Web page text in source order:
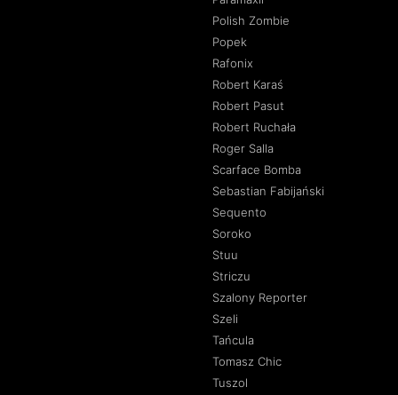
Polish Zombie
Popek
Rafonix
Robert Karaś
Robert Pasut
Robert Ruchała
Roger Salla
Scarface Bomba
Sebastian Fabijański
Sequento
Soroko
Stuu
Striczu
Szalony Reporter
Szeli
Tańcula
Tomasz Chic
Tuszol